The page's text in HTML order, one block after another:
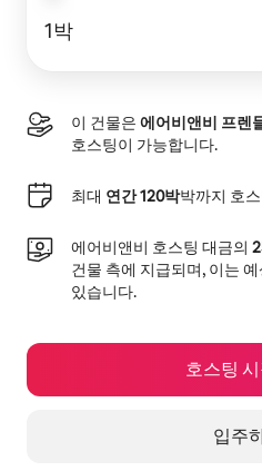
1박
이 건물은 에어비앤비 프렌
호스팅이 가능합니다.
최대 연간 120박박까지 호
에어비앤비 호스팅 대금의
건물 측에 지급되며, 이는
있습니다.
호스팅
입주